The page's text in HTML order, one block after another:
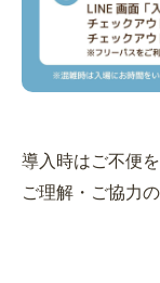
導入時はご不便
ご理解・ご協力